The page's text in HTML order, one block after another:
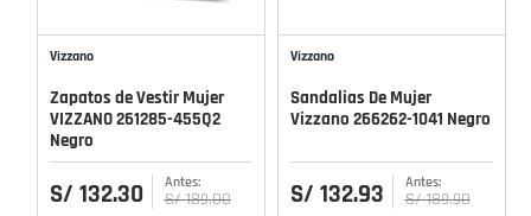
Vizzano
Zapatos de Vestir Mujer
VIZZANO 261285-455Q2
Negro
S/ 132.30 S/ 189.00
Vizzano
Sandalias De Mujer
Vizzano 266262-1041 Negro
S/ 132.93 S/ 189.90